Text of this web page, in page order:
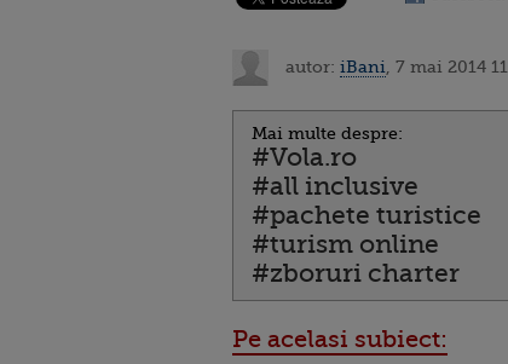
autor: iBani , 7 mai 2014
Mai multe despre:
#Vola.ro
#all inclusive
#pachete turistice
#turism online
#zboruri charter
Pe acelasi subiect: